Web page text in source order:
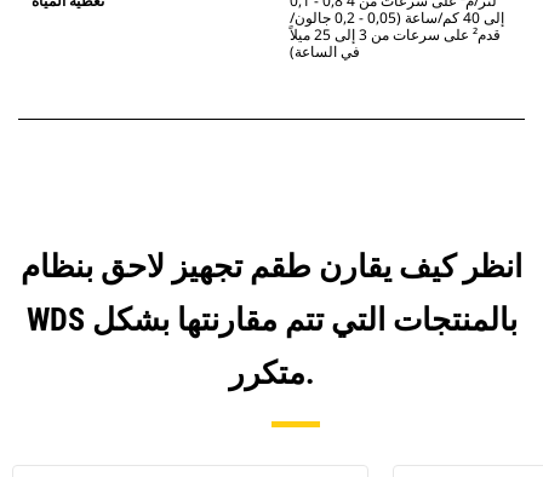
إلى 40 كم/ساعة (0,05 - 0,2 جالون/
قدم² على سرعات من 3 إلى 25 ميلاً
في الساعة)
انظر كيف يقارن طقم تجهيز لاحق بنظام
WDS بالمنتجات التي تتم مقارنتها بشكل
متكرر.